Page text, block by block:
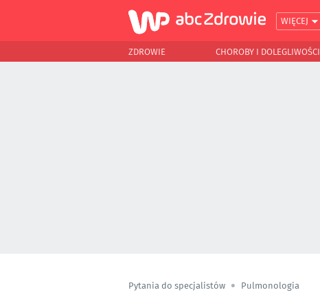
WIĘCEJ
ZDROWIE CHOROBY I DOLEGLIWOŚCI
Pytania do specjalistów Pulmonologia